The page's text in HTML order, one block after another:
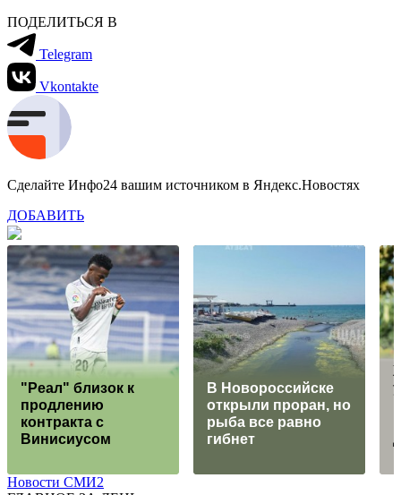
ПОДЕЛИТЬСЯ В
Telegram
Vkontakte
Сделайте Инфо24 вашим источником в Яндекс.Новостях
ДОБАВИТЬ
"Реал" близок к
продлению
контракта с
Винисиусом
В Новороссийске
открыли проран, но
рыба все равно
гибнет
Новости СМИ2